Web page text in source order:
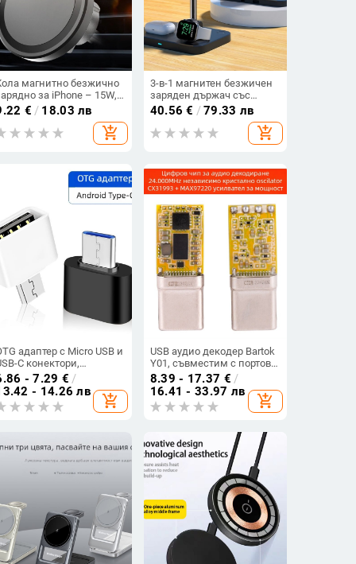
магнитно безжично
за iPhone – 15W,
за телефон, QC3.0,
9V/2A, 12V/2A
€ / 18.03 лв
add_shopping_cart
3-в-1 магнитен безжичен
заряден държач със
охладител за безжично
зареждане на iPhone,
слушалки и часовник, PD
протокол, обща мощност
40.56 € /79.33 лв
add_shopping_cart
адаптер с Micro USB и
C конектори,
кабел
данни за Android
- 7.29 € /
- 14.26 лв
add_shopping_cart
USB аудио декодер Bartok
Y01, съвместим с портове
Type-C
8.39 - 17.37 € /
16.41 - 33.97 лв
add_shopping_cart